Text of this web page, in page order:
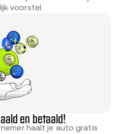
voorstel.
en betaald!
haalt je auto gratis